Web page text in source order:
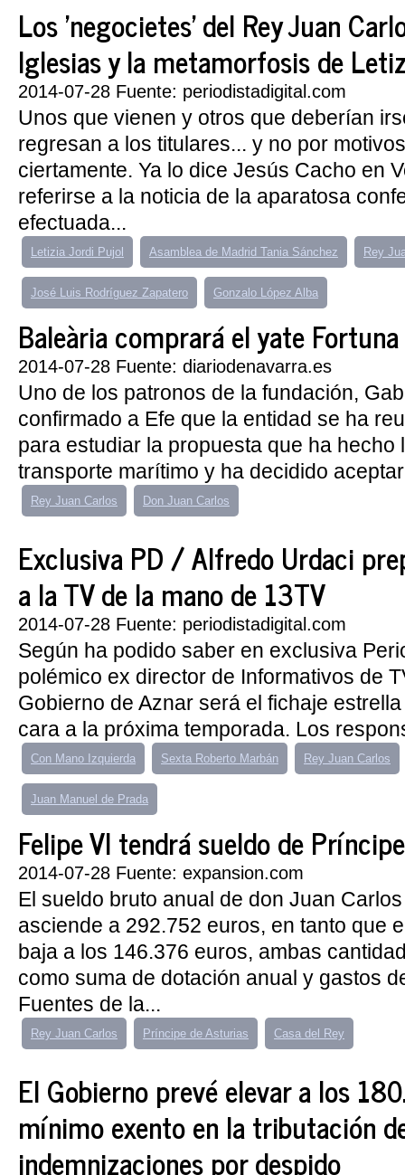
Los 'negocietes' del Rey Juan
Iglesias y la metamorfosis de
2014-07-28 Fuente: periodistadigital.com
Unos que vienen y otros que deberían
regresan a los titulares... y no por
ciertamente. Ya lo dice Jesús Cacho en
referirse a la noticia de la aparatosa
efectuada...
Letizia Jordi Pujol Asamblea de Madrid Tania Sánchez Rey
José Luis Rodríguez Zapatero Gonzalo López Alba
Baleària comprará el yate
2014-07-28 Fuente: diariodenavarra.es
Uno de los patronos de la fundación,
confirmado a Efe que la entidad se ha
para estudiar la propuesta que ha hecho
transporte marítimo y ha decidido
Rey Juan Carlos Don Juan Carlos
Exclusiva PD / Alfredo Urdaci
a la TV de la mano de 13TV
2014-07-28 Fuente: periodistadigital.com
Según ha podido saber en exclusiva
polémico ex director de Informativos de
Gobierno de Aznar será el fichaje
cara a la próxima temporada. Los
Con Mano Izquierda Sexta Roberto Marbán Rey Juan Carlos
Juan Manuel de Prada
Felipe VI tendrá sueldo de
2014-07-28 Fuente: expansion.com
El sueldo bruto anual de don Juan
asciende a 292.752 euros, en tanto que
baja a los 146.376 euros, ambas
como suma de dotación anual y gastos
Fuentes de la...
Rey Juan Carlos Príncipe de Asturias Casa del Rey
El Gobierno prevé elevar a los
mínimo exento en la tributación
indemnizaciones por despido